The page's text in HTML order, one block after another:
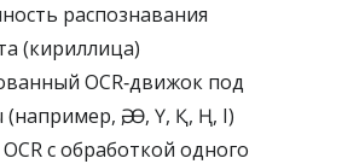
распознавания
(кириллица)
OCR‑движок под
Ә, Ө, Ү, Қ, Ң, І)
с обработкой одного